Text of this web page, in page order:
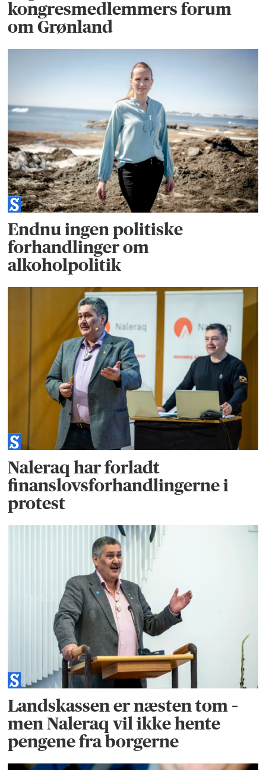
kongresmedlemmers forum
om Grønland
Endnu ingen politiske
forhandlinger om
alkoholpolitik
Naleraq har forladt
finanslovsforhandlingerne i
protest
Landskassen er næsten tom –
men Naleraq vil ikke hente
pengene fra borgerne